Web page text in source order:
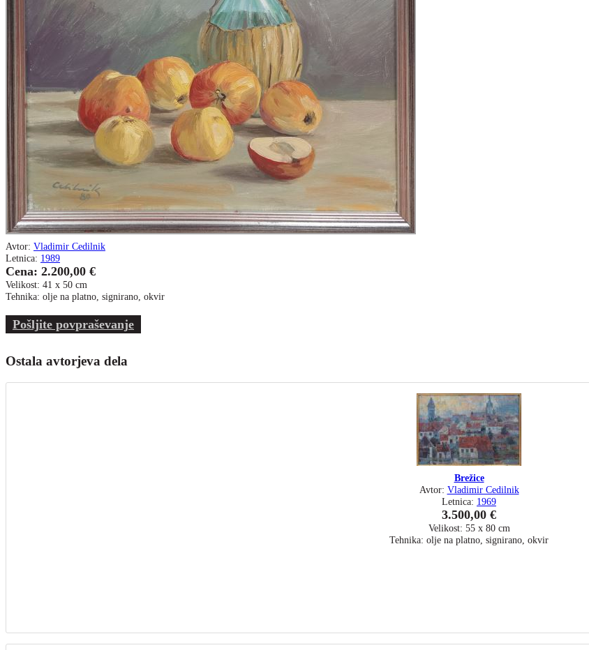
Avtor: Vladimir Cedilnik
Letnica: 1989
Cena: 2.200,00 €
Velikost: 41 x 50 cm
Tehnika: olje na platno, signirano, okvir
Pošljite povpraševanje
Ostala avtorjeva dela
Brežice
Avtor: Vladimir Cedilnik
Letnica: 1969
3.500,00 €
Velikost: 55 x 80 cm
Tehnika: olje na platno, signirano, okvir